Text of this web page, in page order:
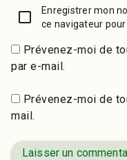
Enregistrer mon
ce navigateur
Prévenez-moi de
par e-mail.
Prévenez-moi de
mail.
Laisser un